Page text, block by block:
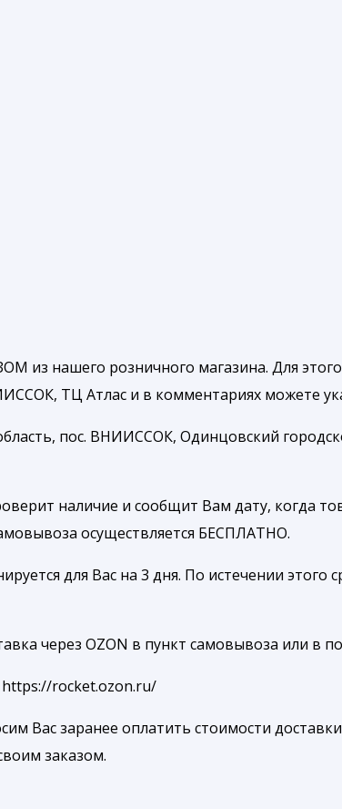
нашего розничного магазина. Для
ТЦ Атлас и в комментариях можете
пос. ВНИИССОК, Одинцовский
наличие и сообщит Вам дату, когда
осуществляется БЕСПЛАТНО.
для Вас на 3 дня. По истечении этого
через OZON в пункт самовывоза или в
https://rocket.ozon.ru/
Вас заранее оплатить стоимости
заказом.